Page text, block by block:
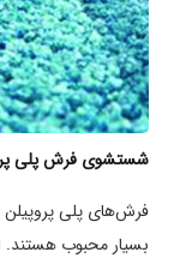
شستشوی فرش پلی
فرش‌های پلی پروپیلن
بسیار محبوب هستند.